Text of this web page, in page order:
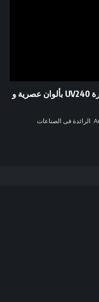
شركة ADATA تطلق فلاشة الذاكرة UV240 بألوان عصرية و
تايبه – تايوان يوم 23 مايو 2018 شركة Adata الرائدة فى الصناعات